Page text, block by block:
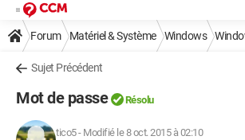
Forum Matériel & Système Windows
Sujet Précédent
Mot de passe Résolu
tico5- Modifié le 8 oct. 2015 à 02:10